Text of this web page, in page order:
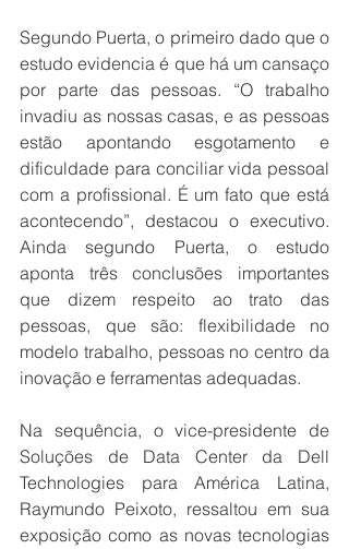
Segundo Puerta, o primeiro dado que o
estudo evidencia é que há um cansaço
por parte das pessoas. “O trabalho
invadiu as nossas casas, e as pessoas
estão apontando esgotamento e
dificuldade para conciliar vida pessoal
com a profissional. É um fato que está
acontecendo”, destacou o executivo.
Ainda segundo Puerta, o estudo
aponta três conclusões importantes
que dizem respeito ao trato das
pessoas, que são: flexibilidade no
modelo trabalho, pessoas no centro da
inovação e ferramentas adequadas.
Na sequência, o vice-presidente de
Soluções de Data Center da Dell
Technologies para América Latina,
Raymundo Peixoto, ressaltou em sua
exposição como as novas tecnologias